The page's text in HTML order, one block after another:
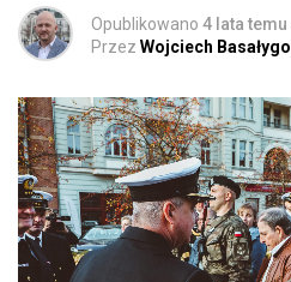
Opublikowano 4 lata temu
Przez Wojciech Basałygo